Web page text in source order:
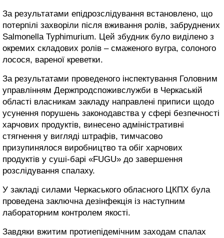
За результатами епідрозслідування встановлено, що
потерпілі захворіли після вживання ролів, забруднених
Salmonella Typhimurium. Цей збудник було виділено з
окремих складових ролів – смаженого вугра, солоного
лосося, вареної креветки.
За результатами проведеного інспектування Головним
управлінням Держпродспоживслужби в Черкаській
області власникам закладу направлені приписи щодо
усунення порушень законодавства у сфері безпечності
харчових продуктів, винесено адміністративні
стягнення у вигляді штрафів, тимчасово
призупинялося виробництво та обіг харчових
продуктів у суші-барі «FUGU» до завершення
розслідування спалаху.
У закладі силами Черкаського обласного ЦКПХ була
проведена заключна дезінфекція із наступним
лабораторним контролем якості.
Завдяки вжитим протиепідемічним заходам спалах